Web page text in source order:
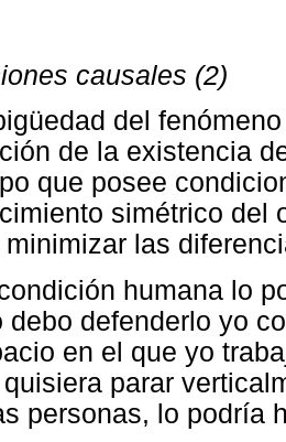
causales (2)
del
de la existencia
que posee
simétrico del
minimizar las
humana lo
debo defenderlo yo
en el que yo
parar
personas, lo podría